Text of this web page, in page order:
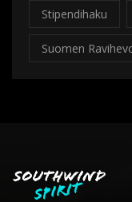
Stipendihaku
Suomen